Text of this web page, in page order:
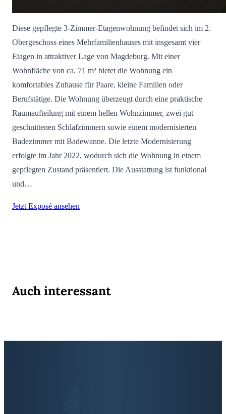
Diese gepflegte 3-Zimmer-Etagenwohnung befindet sich im 2.
Obergeschoss eines Mehrfamilienhauses mit insgesamt vier
Etagen in attraktiver Lage von Magdeburg. Mit einer
Wohnfläche von ca. 71 m² bietet die Wohnung ein
komfortables Zuhause für Paare, kleine Familien oder
Berufstätige. Die Wohnung überzeugt durch eine praktische
Raumaufteilung mit einem hellen Wohnzimmer, zwei gut
geschnittenen Schlafzimmern sowie einem modernisierten
Badezimmer mit Badewanne. Die letzte Modernisierung
erfolgte im Jahr 2022, wodurch sich die Wohnung in einem
gepflegten Zustand präsentiert. Die Ausstattung ist funktional
und…
Jetzt Exposé ansehen
Auch interessant